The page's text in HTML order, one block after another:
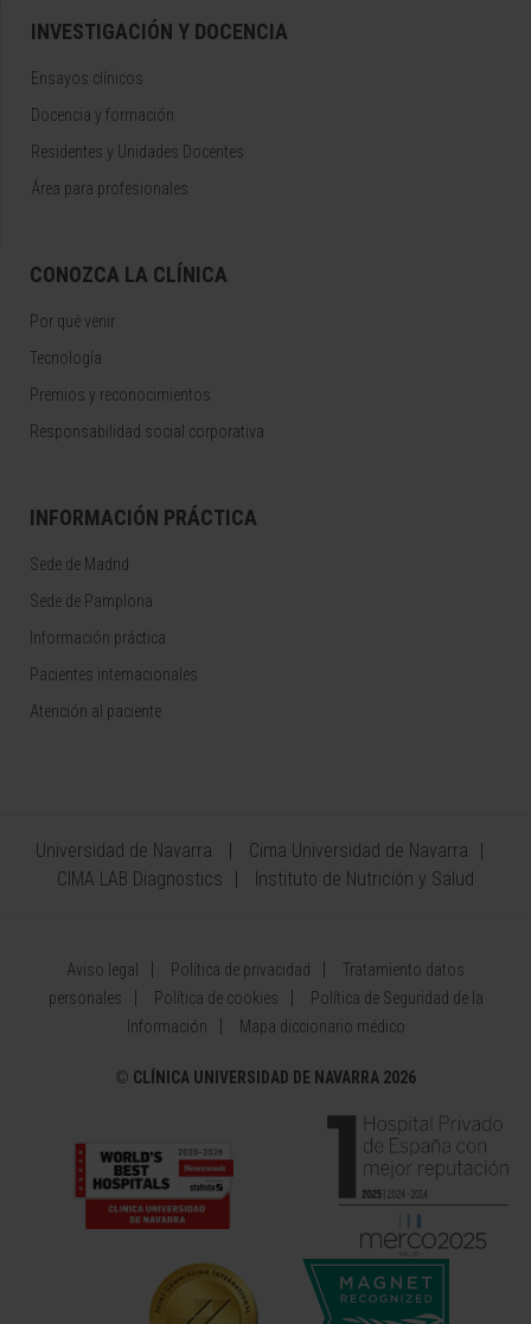
INVESTIGACIÓN Y DOCENCIA
Ensayos clínicos
Docencia y formación
Residentes y Unidades Docentes
Área para profesionales
CONOZCA LA CLÍNICA
Por qué venir
Tecnología
Premios y reconocimientos
Responsabilidad social corporativa
INFORMACIÓN PRÁCTICA
Sede de Madrid
Sede de Pamplona
Información práctica
Pacientes internacionales
Atención al paciente
Universidad de Navarra
Cima Universidad de Navarra
CIMA LAB Diagnostics
Instituto de Nutrición y Salud
Aviso legal Política de privacidad
Tratamiento datos
personales
Política de cookies
Política de Seguridad de la
Información
Mapa diccionario médico
© CLÍNICA UNIVERSIDAD DE NAVARRA 2026